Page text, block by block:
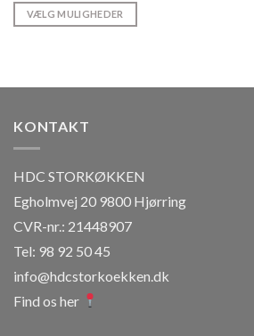
til
VÆLG MULIGHEDER
flere
Mulighederne
kan
på
varesiden
KONTAKT
HDC STORKØKKEN
Egholmvej 20 9800 Hjørring
CVR-nr.: 21448907
Tel: 98 92 50 45
info@hdcstorkoekken.dk
Find os her